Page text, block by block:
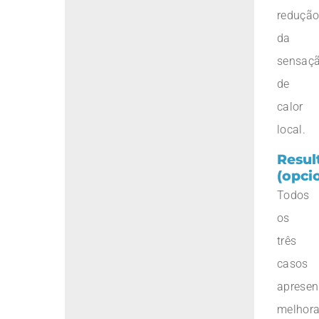
redução
da
de
calor
local.
Todos
os
três
casos